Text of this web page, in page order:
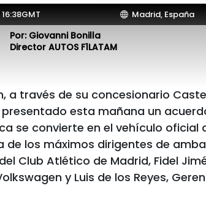
Madrid, España
Por: Giovanni Bonilla
Director AUTOS F1LATAM
a través de su concesionario
esta mañana un
se convierte en el vehículo oficial
de los máximos dirigentes de
Club Atlético de Madrid, Fidel
y Luis de los Reyes,